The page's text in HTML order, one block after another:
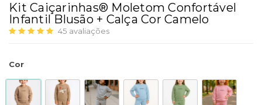
Kit Caiçarinhas® Moletom Confortável
Infantil Blusão + Calça Cor Camelo
45 avaliações
Cor